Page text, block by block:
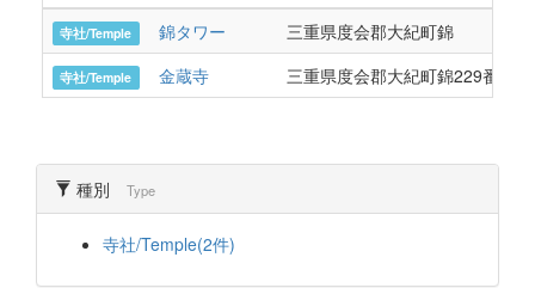
寺社/Temple 錦タワー 三重県度会郡大紀町錦
寺社/Temple 金蔵寺 三重県度会郡大紀町錦229番地1
種別 Type
寺社/Temple(2件)